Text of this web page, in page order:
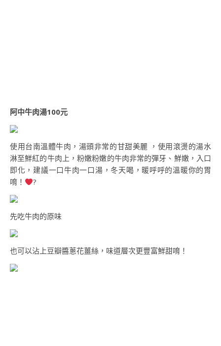
阿中牛肉湯100元
使用台南溫體牛肉，湯頭非常的甘甜美麗 ，使用滾燙的湯水
淋至鮮紅的牛肉上，粉嫩粉嫩的牛肉非常的彈牙、鮮嫩，入口
即化，建議一口牛肉一口湯，冬天喝，暖呼呼的溫暖你的胃
唷！
?
先吃牛肉的原味
也可以沾上豆瓣醬蔥花薑絲，味道層次更豐富鮮甜唷！